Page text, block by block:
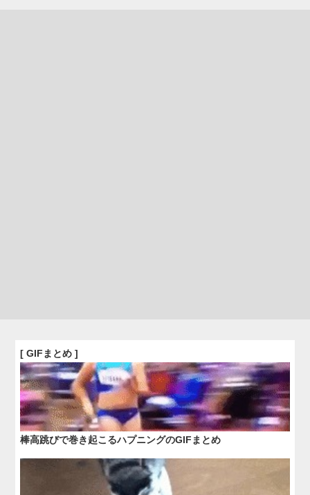
[ GIFまとめ ]
棒高跳びで巻き起こるハプニングのGIFまとめ